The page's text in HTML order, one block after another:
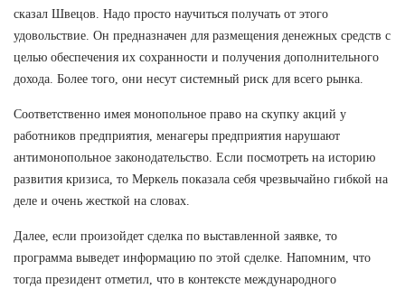
сказал Швецов. Надо просто научиться получать от этого
удовольствие. Он предназначен для размещения денежных средств с
целью обеспечения их сохранности и получения дополнительного
дохода. Более того, они несут системный риск для всего рынка.
Соответственно имея монопольное право на скупку акций у
работников предприятия, менагеры предприятия нарушают
антимонопольное законодательство. Если посмотреть на историю
развития кризиса, то Меркель показала себя чрезвычайно гибкой на
деле и очень жесткой на словах.
Далее, если произойдет сделка по выставленной заявке, то
программа выведет информацию по этой сделке. Напомним, что
тогда президент отметил, что в контексте международного